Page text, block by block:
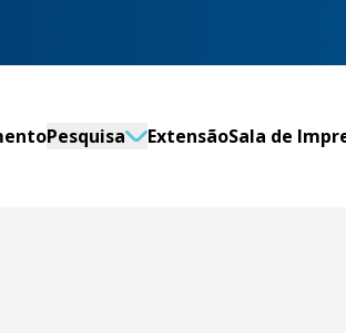
Pesquisa ExtensãoSala de